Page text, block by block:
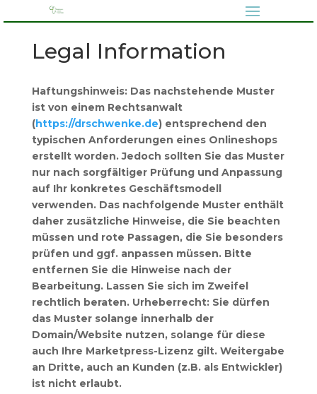
Legal Information
Haftungshinweis: Das nachstehende Muster
ist von einem Rechtsanwalt
(https://drschwenke.de) entsprechend den
typischen Anforderungen eines Onlineshops
erstellt worden. Jedoch sollten Sie das Muster
nur nach sorgfältiger Prüfung und Anpassung
auf Ihr konkretes Geschäftsmodell
verwenden. Das nachfolgende Muster enthält
daher zusätzliche Hinweise, die Sie beachten
müssen und rote Passagen, die Sie besonders
prüfen und ggf. anpassen müssen. Bitte
entfernen Sie die Hinweise nach der
Bearbeitung. Lassen Sie sich im Zweifel
rechtlich beraten. Urheberrecht: Sie dürfen
das Muster solange innerhalb der
Domain/Website nutzen, solange für diese
auch Ihre Marketpress-Lizenz gilt. Weitergabe
an Dritte, auch an Kunden (z.B. als Entwickler)
ist nicht erlaubt.